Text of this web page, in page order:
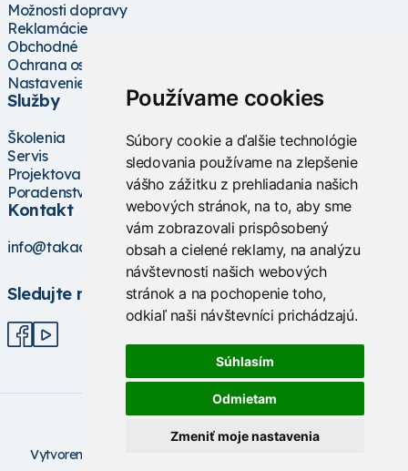
Používame cookies
Súbory cookie a ďalšie technológie
sledovania používame na zlepšenie
vášho zážitku z prehliadania našich
webových stránok, na to, aby sme
vám zobrazovali prispôsobený
obsah a cielené reklamy, na analýzu
návštevnosti našich webových
stránok a na pochopenie toho,
odkiaľ naši návštevníci prichádzajú.
Súhlasím
Odmietam
Zmeniť moje nastavenia
Možnosti dopravy
Reklamácie
Obchodné podmienky
Ochrana osobných údajov
Nastavenie cookies
Služby
Školenia
Servis
Projektovanie
Poradenstvo
Kontakt
info@takacs.sk
Sledujte nás
Vytvorené na technológii BarIS .NET